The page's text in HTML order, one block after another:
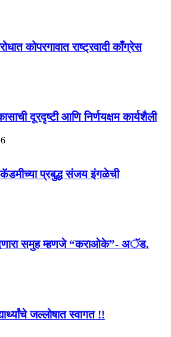
कोपरगावात राष्ट्रवादी काँग्रेस
दूरदृष्टी आणि निर्णयक्षम कार्यशैली
प्रबुद्ध संजय इंगळेची
समुह म्हणजे “कराओके”- अॅड.
जल्लोषात स्वागत !!